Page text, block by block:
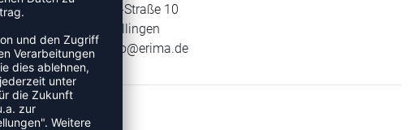
Carl-Zeiss-Straße 10
72793 Pfullingen
E-Mail:
info@erima.de